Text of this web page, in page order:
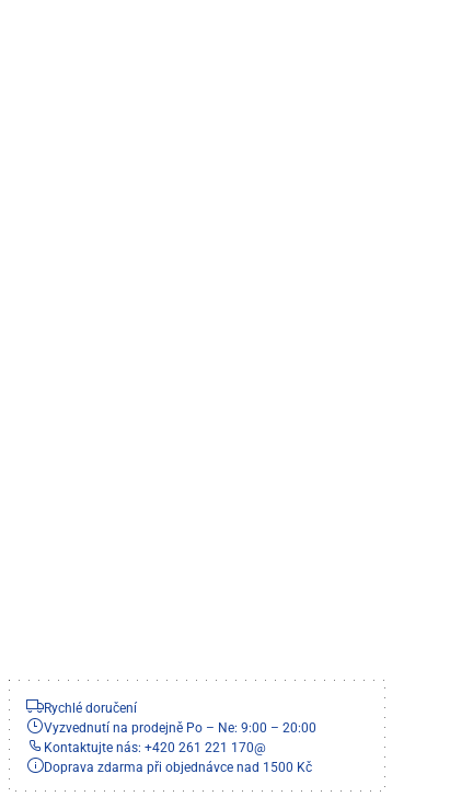
Rychlé doručení
Vyzvednutí na prodejně Po – Ne: 9:00 – 20:00
Kontaktujte nás: +420 261 221 170@
Doprava zdarma při objednávce nad 1500 Kč